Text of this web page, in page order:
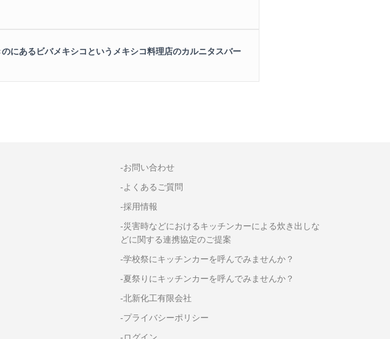
にあるビバメキシコというメキシコ料理店のカルニタスバー
-お問い合わせ
-よくあるご質問
-採用情報
-災害時などにおけるキッチンカーによる炊き出しな
どに関する連携協定のご提案
-学校祭にキッチンカーを呼んでみませんか？
-夏祭りにキッチンカーを呼んでみませんか？
-北新化工有限会社
-プライバシーポリシー